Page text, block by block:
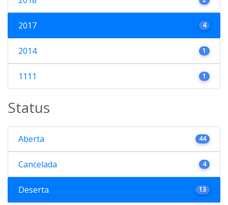
2017 4
2014 1
1111 1
Status
Aberta 44
Cancelada 4
Deserta 13